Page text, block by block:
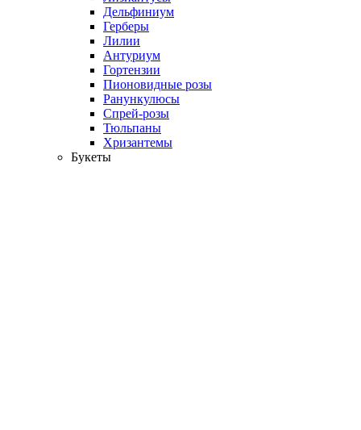
Дельфиниум
Герберы
Лилии
Антуриум
Гортензии
Пионовидные розы
Ранункулюсы
Спрей-розы
Тюльпаны
Хризантемы
Букеты